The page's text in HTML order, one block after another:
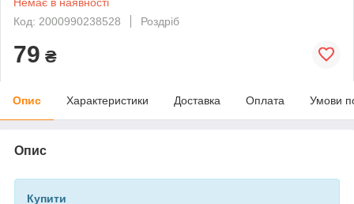
Код: 2000990238528
Роздріб
79 ₴
Опис Характеристики Доставка Оплата Умови
Опис
Купити